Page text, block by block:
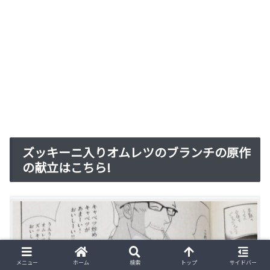
ズッキーニ入りオムレツのブランチの原作
の献立はこちら!
メニュー ホーム 検索 トップ サイドバー